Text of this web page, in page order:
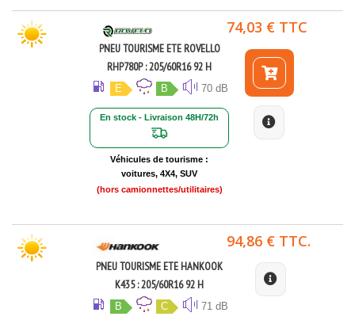
PNEU TOURISME ETE ROVELLO
RHP780P : 205/60R16 92 H
E B 70 dB
En stock - Livraison 48H/72h
Véhicules de tourisme :
voitures, 4X4, SUV
(hors camionnettes/utilitaires)
74,03 € TTC
PNEU TOURISME ETE HANKOOK
K435 : 205/60R16 92 H
B C 71 dB
94,86 € TTC.